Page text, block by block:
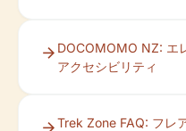
DOCOMOMO NZ: エ
アクセシビリティ
Trek Zone FAQ: フレ